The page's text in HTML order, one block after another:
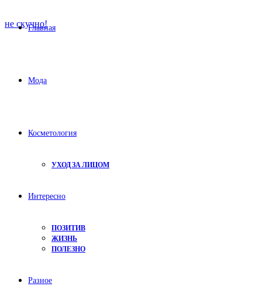
не скучно!
Главная
Мода
Косметология
УХОД ЗА ЛИЦОМ
Интересно
ПОЗИТИВ
ЖИЗНЬ
ПОЛЕЗНО
Разное